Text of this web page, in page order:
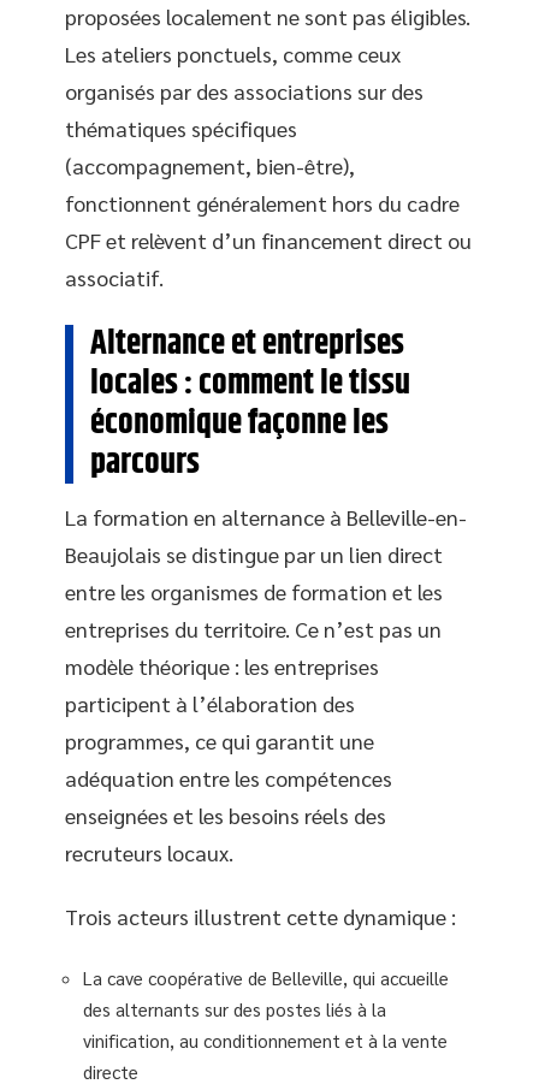
proposées localement ne sont pas éligibles.
Les ateliers ponctuels, comme ceux
organisés par des associations sur des
thématiques spécifiques
(accompagnement, bien-être),
fonctionnent généralement hors du cadre
CPF et relèvent d’un financement direct ou
associatif.
Alternance et entreprises
locales : comment le tissu
économique façonne les
parcours
La formation en alternance à Belleville-en-
Beaujolais se distingue par un lien direct
entre les organismes de formation et les
entreprises du territoire. Ce n’est pas un
modèle théorique : les entreprises
participent à l’élaboration des
programmes, ce qui garantit une
adéquation entre les compétences
enseignées et les besoins réels des
recruteurs locaux.
Trois acteurs illustrent cette dynamique :
La cave coopérative de Belleville, qui accueille
des alternants sur des postes liés à la
vinification, au conditionnement et à la vente
directe